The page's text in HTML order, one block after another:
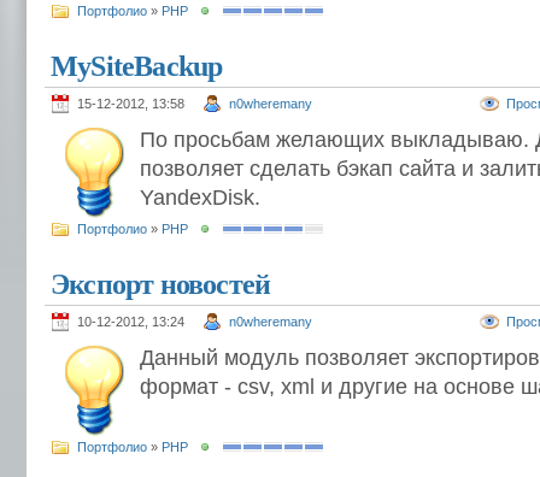
Портфолио » PHP
MySiteBackup
15-12-2012, 13:58 n0wheremany
По просьбам желающих выкладываю.
позволяет сделать бэкап сайта и
YandexDisk.
Портфолио » PHP
Экспорт новостей
10-12-2012, 13:24 n0wheremany
Данный модуль позволяет
формат - csv, xml и другие на основе
Портфолио » PHP